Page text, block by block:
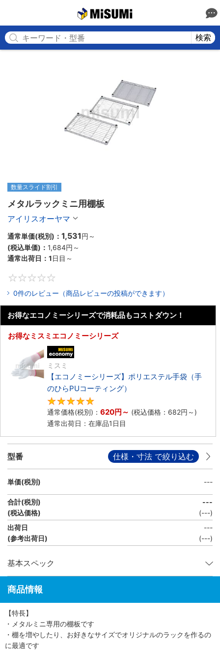
検索
数量スライド割引
メタルラックミニ用棚板
アイリスオーヤマ
通常単価(税別)： 1,531円 ～
(税込単価)： 1,684円 ～
通常出荷日： 1日目～
0件のレビュー（商品レビューの投稿ができます）
お得なエコノミーシリーズで消耗品もコストダウン！
お得なミスミエコノミーシリーズ
ミスミ
【エコノミーシリーズ】ポリエステル手袋（手
のひらPUコーティング）
通常価格(税別)： 620円 ～ (税込価格： 682円 ～)
通常出荷日：在庫品1日目
型番 仕様・寸法 で絞り込む
単価(税別) ---
合計(税別)
(税込価格)
---
(---)
出荷日
(参考出荷日)
---
(---)
基本スペック
商品情報
【特長】
・メタルミニ専用の棚板です
・棚を増やしたり、お好きなサイズでオリジナルのラックを作るの
に最適です